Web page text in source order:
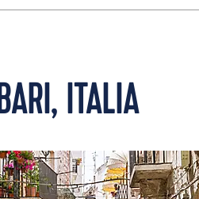
ITALIA